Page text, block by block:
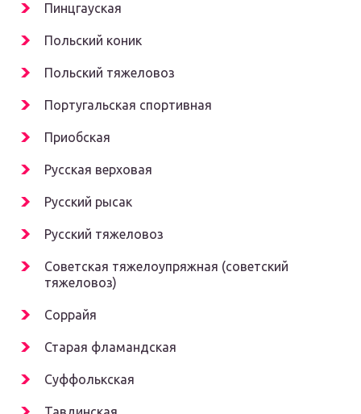
Пинцгауская
Польский коник
Польский тяжеловоз
Португальская спортивная
Приобская
Русская верховая
Русский рысак
Русский тяжеловоз
Советская тяжелоупряжная (советский
тяжеловоз)
Соррайя
Старая фламандская
Суффолькская